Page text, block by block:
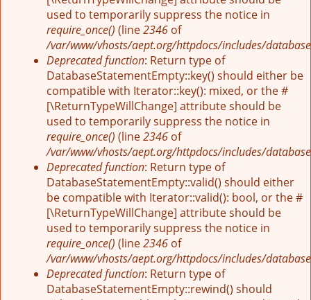
used to temporarily suppress the notice in
require_once() (line2346 of
/var/www/vhosts/aept.org/httpdocs/includes/
Deprecated function: Return type of
DatabaseStatementEmpty::key() should either be
compatible with Iterator::key(): mixed, or the #
[\ReturnTypeWillChange] attribute should be
used to temporarily suppress the notice in
require_once() (line2346 of
/var/www/vhosts/aept.org/httpdocs/includes/
Deprecated function: Return type of
DatabaseStatementEmpty::valid() should either
be compatible with Iterator::valid(): bool, or the #
[\ReturnTypeWillChange] attribute should be
used to temporarily suppress the notice in
require_once() (line2346 of
/var/www/vhosts/aept.org/httpdocs/includes/
Deprecated function: Return type of
DatabaseStatementEmpty::rewind() should